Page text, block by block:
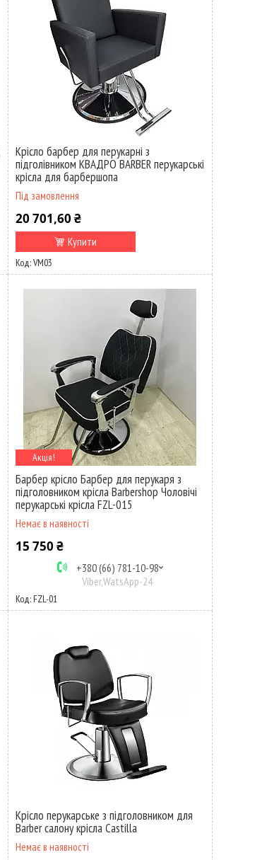
Крісло барбер для перукарні з
підголівником КВАДРО BARBER перукарські
крісла для барбершопа
Під замовлення
20 701,60 ₴
Купити
VM03
Акція!
Барбер крісло Барбер для перукаря з
підголовником крісла Barbershop Чоловічі
перукарські крісла FZL-015
Немає в наявності
15 750 ₴
+380 (66) 781-10-98
Viber,WatsApp-24
FZL-01
Крісло перукарське з підголовником для
Barber салону крісла Castilla
Немає в наявності